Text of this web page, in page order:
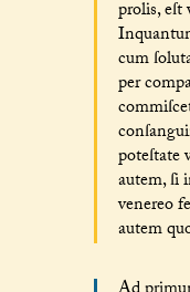
prolis,
cum
per
poteſtate
autem, ſi
venereo
autem